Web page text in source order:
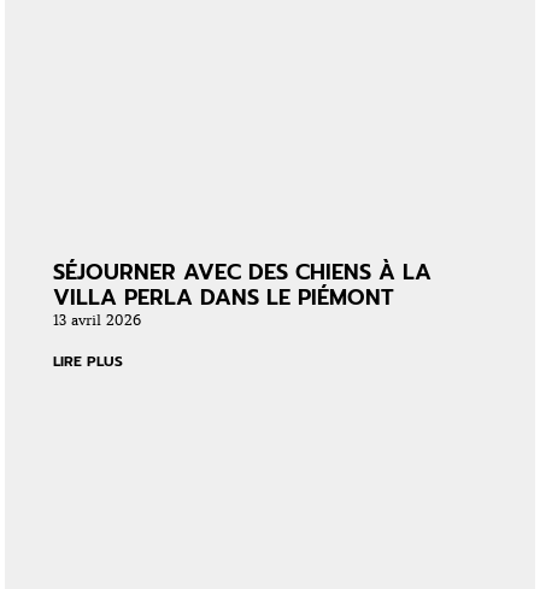
SÉJOURNER AVEC DES CHIENS À LA
VILLA PERLA DANS LE PIÉMONT
13 avril 2026
LIRE PLUS